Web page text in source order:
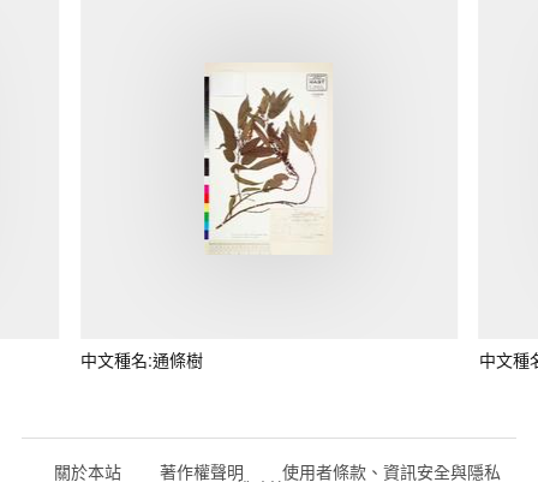
中文種名:通條樹 中文種
關於本站 著作權聲明 使用者條款、資訊安全與隱私